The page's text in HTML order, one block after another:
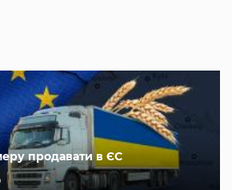
продавати в ЄС